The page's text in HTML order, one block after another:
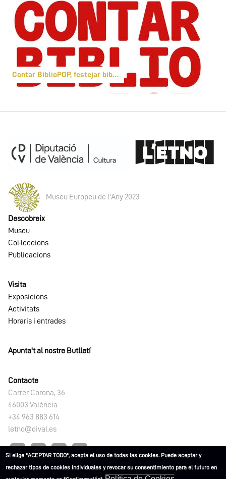
Contar BiblioPOP, festejar biblioteques
Museu Europeu de l'Any 2023
Descobreix
Museu
Col·leccions
Publicacions
Visita
Exposicions
Activitats
Horaris i entrades
Apunta't al nostre Butlletí
Contacte
Carrer Corona, 36
46003 València
+34 963 883 614
letno@dival.es
Si elige "ACEPTAR TODO", acepta el uso de todas las cookies. Puede aceptar y
rechazar tipos de cookies individuales y revocar su consentimiento para el futuro en